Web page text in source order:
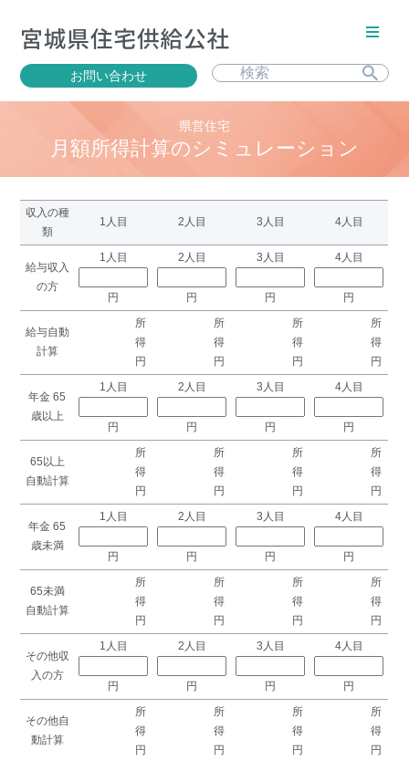
お問い合わせ
県営住宅
月額所得計算のシミュレーション
収入の種
類
1人目 2人目 3人目 4人目
給与収入
の方
1人目
円
2人目
円
3人目
円
4人目
円
給与自動
計算
所
得
円
所
得
円
所
得
円
所
得
円
年金 65
歳以上
1人目
円
2人目
円
3人目
円
4人目
円
65以上
自動計算
所
得
円
所
得
円
所
得
円
所
得
円
年金 65
歳未満
1人目
円
2人目
円
3人目
円
4人目
円
65未満
自動計算
所
得
円
所
得
円
所
得
円
所
得
円
その他収
入の方
1人目
円
2人目
円
3人目
円
4人目
円
その他自
動計算
所
得
円
所
得
円
所
得
円
所
得
円